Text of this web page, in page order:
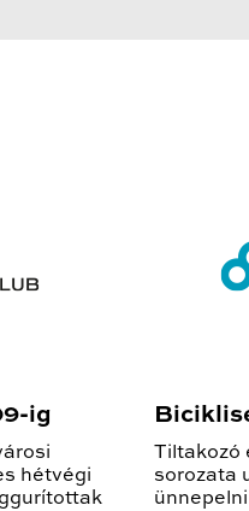
ig
hétvégi
Tiltakozó
sorozata